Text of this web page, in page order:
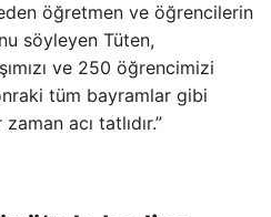
öğretmen ve öğrencilerin
söyleyen Tüten,
ve 250 öğrencimizi
tüm bayramlar gibi
acı tatlıdır.”